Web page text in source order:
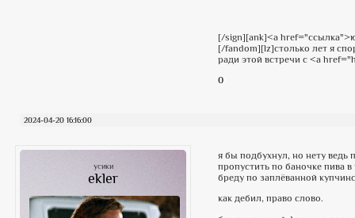
[/sign][ank]<a
[/fandom][lz]столько лет я
ради этой встречи с <a
0
2024-04-20 16:16:00
ekler
усики
я бы подбухнул, но нету ведь
пропустить по баночке пива
бреду по заплёванной
как дебил, право слово.